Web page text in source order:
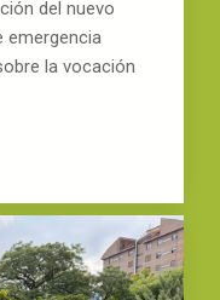
del nuevo
emergencia
la vocación